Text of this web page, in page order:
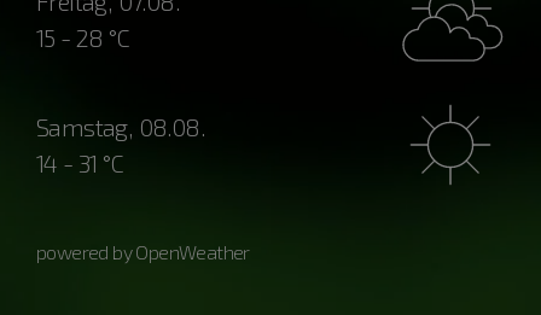
15 - 28 °C
Samstag, 08.08.
14 - 31 °C
powered by OpenWeather